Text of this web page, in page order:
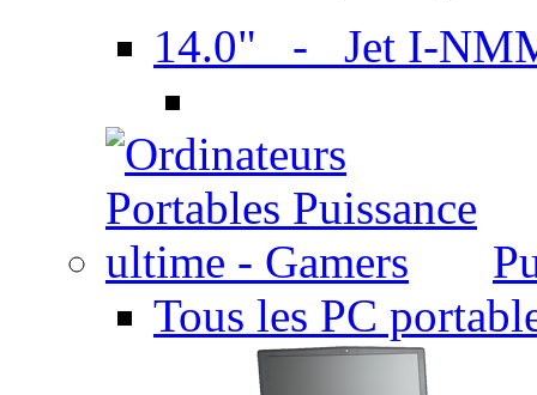
14.0" - Jet I-
Tous les PC